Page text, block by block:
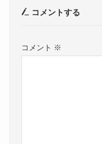
コメントする
コメント ※